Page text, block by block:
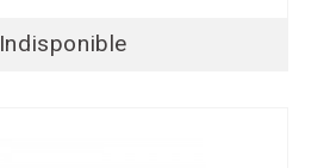
Indisponible